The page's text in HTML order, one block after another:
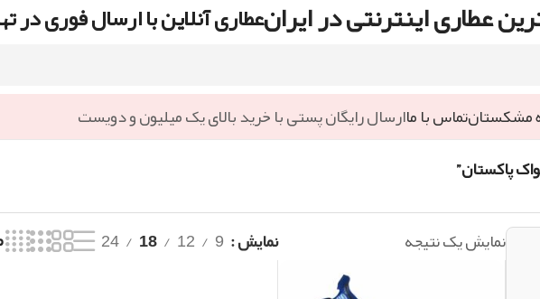
عطاری اینترنتی در ایرانعطاری آنلاین با ارسال فوری در
مشکستانتماس با ماارسال رایگان پستی با خرید بالای یک میلیون و دویست
پاکستان”
نمایش یک نتیجه نمایش 9
12
18
24